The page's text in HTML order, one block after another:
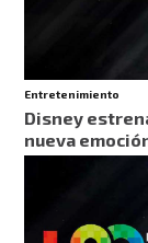
Entretenimiento
Disney
nueva